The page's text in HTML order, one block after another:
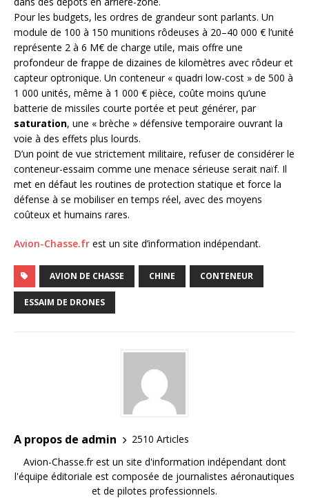
Pour les budgets, les ordres de grandeur sont parlants. Un
module de 100 à 150 munitions rôdeuses à 20–40 000 € l’unité
représente 2 à 6 M€ de charge utile, mais offre une
profondeur de frappe de dizaines de kilomètres avec rôdeur et
capteur optronique. Un conteneur « quadri low-cost » de 500 à
1 000 unités, même à 1 000 € pièce, coûte moins qu’une
batterie de missiles courte portée et peut générer, par
saturation, une « brèche » défensive temporaire ouvrant la
voie à des effets plus lourds.
D’un point de vue strictement militaire, refuser de considérer le
conteneur-essaim comme une menace sérieuse serait naïf. Il
met en défaut les routines de protection statique et force la
défense à se mobiliser en temps réel, avec des moyens
coûteux et humains rares.
Avion-Chasse.fr est un site d’information indépendant.
AVION DE CHASSE CHINE CONTENEUR
ESSAIM DE DRONES
A propos de admin
2510 Articles
Avion-Chasse.fr est un site d'information indépendant dont
l'équipe éditoriale est composée de journalistes aéronautiques
et de pilotes professionnels.